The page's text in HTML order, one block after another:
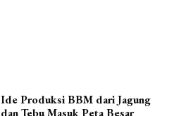
Ide Produksi BBM dari Jagung
dan Tebu Masuk Peta Besar